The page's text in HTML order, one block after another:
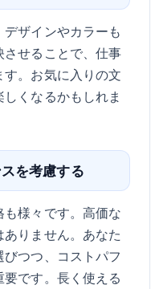
ザインやカラーも
せることで、仕事
。お気に入りの文
くなるかもしれま
を考慮する
様々です。高価な
りません。あなた
つつ、コストパフ
です。長く使える